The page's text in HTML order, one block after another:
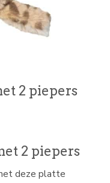
2 piepers
2 piepers
deze platte